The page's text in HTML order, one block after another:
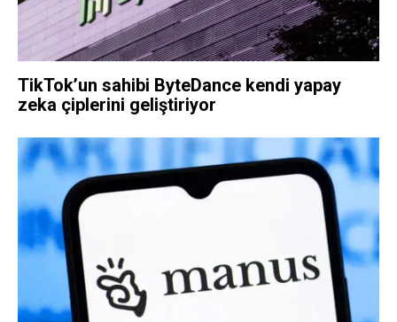
TikTok’un sahibi ByteDance kendi yapay
zeka çiplerini geliştiriyor